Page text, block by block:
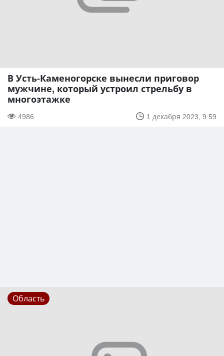
В Усть-Каменогорске вынесли приговор
мужчине, который устроил стрельбу в
многоэтажке
4986 1 декабря 2023, 9:59
Область